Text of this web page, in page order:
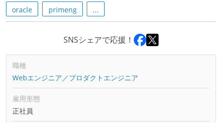
oracle
primeng ...
SNSシェアで応援！
職種
Webエンジニア／プロダクトエンジニア
雇用形態
正社員